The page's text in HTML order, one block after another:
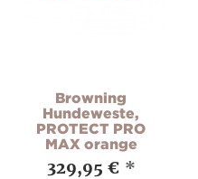
Browning
Hundeweste,
PROTECT PRO
MAX orange
329,95 € *